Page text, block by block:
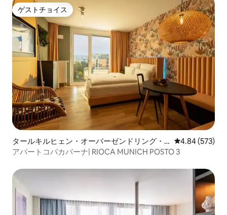
ゲストチョイス
ゲストチョイス
タールキルヒェン・オーバーゼンドリング・
フォルステンリート・フュルステンリート・
レビュー573
4.84 (573)
アパートコパカバーナ| RIOCA MUNICH POSTO 3